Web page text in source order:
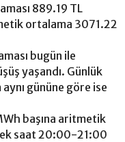
889.19 TL
ortalama 3071.22
bugün ile
yaşandı. Günlük
gününe göre ise
başına aritmetik
saat 20:00-21:00